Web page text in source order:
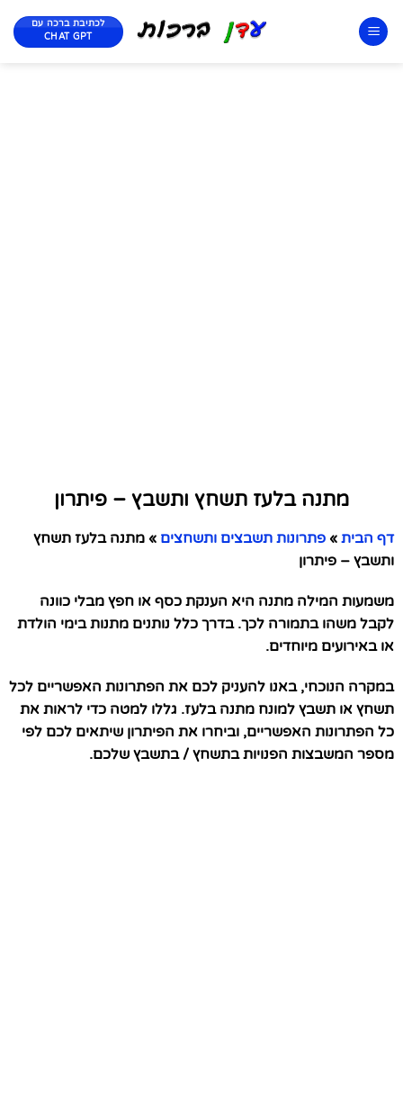
לכתיבת ברכה עם
CHAT GPT
מתנה בלעז תשחץ ותשבץ – פיתרון
דף הבית » פתרונות תשבצים ותשחצים » מתנה בלעז תשחץ
ותשבץ – פיתרון
משמעות המילה מתנה היא הענקת כסף או חפץ מבלי כוונה
לקבל משהו בתמורה לכך. בדרך כלל נותנים מתנות בימי הולדת
או באירועים מיוחדים.
במקרה הנוכחי, באנו להעניק לכם את הפתרונות האפשריים לכל
תשחץ או תשבץ למונח מתנה בלעז. גללו למטה כדי לראות את
כל הפתרונות האפשריים, וביחרו את הפיתרון שיתאים לכם לפי
מספר המשבצות הפנויות בתשחץ / בתשבץ שלכם.